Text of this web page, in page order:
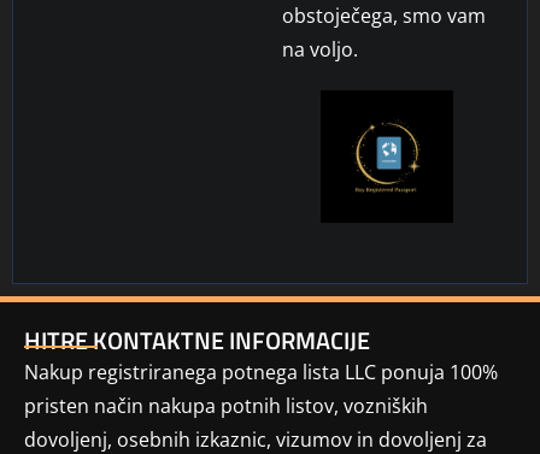
obstoječega, smo vam
na voljo.
HITRE KONTAKTNE INFORMACIJE
Nakup registriranega potnega lista LLC ponuja 100%
pristen način nakupa potnih listov, vozniških
dovoljenj, osebnih izkaznic, vizumov in dovoljenj za